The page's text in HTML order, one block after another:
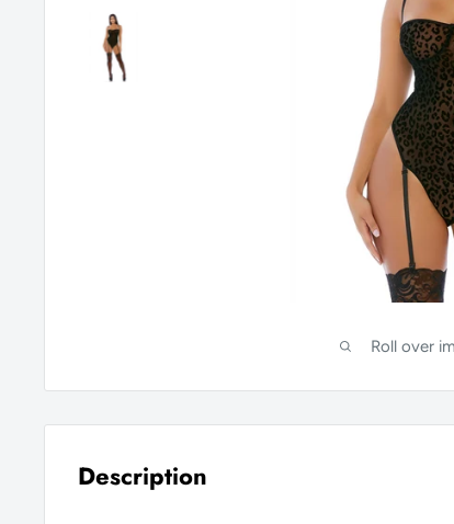
Roll over
Description